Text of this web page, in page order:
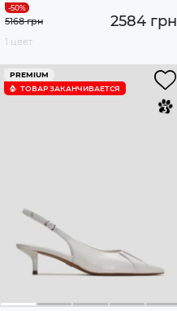
2584 грн
5168 грн
1 цвет
PREMIUM
ТОВАР ЗАКАНЧИВАЕТСЯ